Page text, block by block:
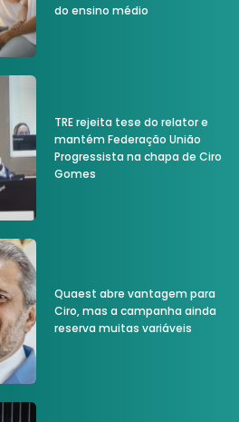
do ensino médio
TRE rejeita tese do relator e
mantém Federação União
Progressista na chapa de Ciro
Gomes
Quaest abre vantagem para
Ciro, mas a campanha ainda
reserva muitas variáveis